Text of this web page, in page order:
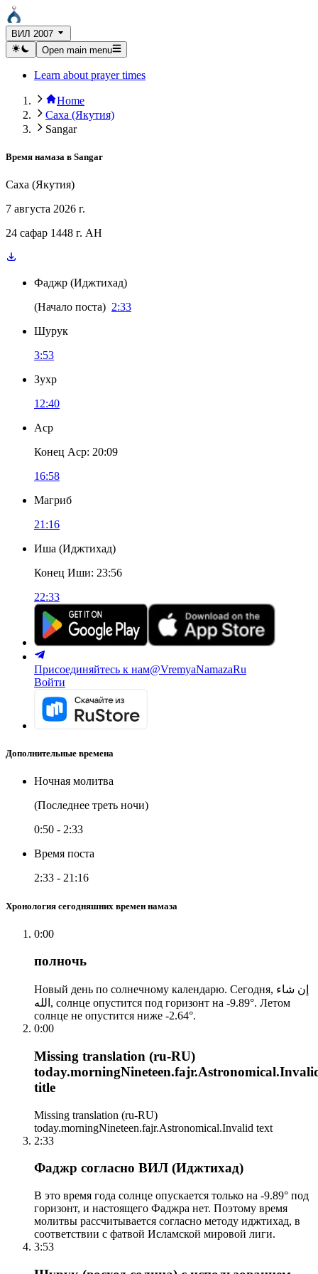
ВИЛ 2007
Open main menu
Learn about prayer times
Home
Саха (Якутия)
Sangar
Время намаза в Sangar
Саха (Якутия)
7 августа 2026 г.
24 сафар 1448 г. AH
Фаджр (Иджтихад)
(Начало поста) 2:33
Шурук
3:53
Зухр
12:40
Аср
Конец Аср: 20:09
16:58
Магриб
21:16
Иша (Иджтихад)
Конец Иши: 23:56
22:33
Присоединяйтесь к нам@VremyaNamazaRu
Войти
Дополнительные времена
Ночная молитва
(Последнее треть ночи)
0:50 - 2:33
Время поста
2:33 - 21:16
Хронология сегодняшних времен намаза
0:00
полночь
Новый день по солнечному календарю. Сегодня, إن شاء
الله, солнце опустится под горизонт на -9.89°. Летом
солнце не опустится ниже -2.64°.
0:00
Missing translation (ru-RU)
title
Missing translation (ru-RU)
today.morningNineteen.fajr.Astronomical.Invalid text
2:33
Фаджр согласно ВИЛ (Иджтихад)
В это время года солнце опускается только на -9.89° под
горизонт, и настоящего Фаджра нет. Поэтому время
молитвы рассчитывается согласно методу иджтихад, в
соответствии с фатвой Исламской мировой лиги.
3:53